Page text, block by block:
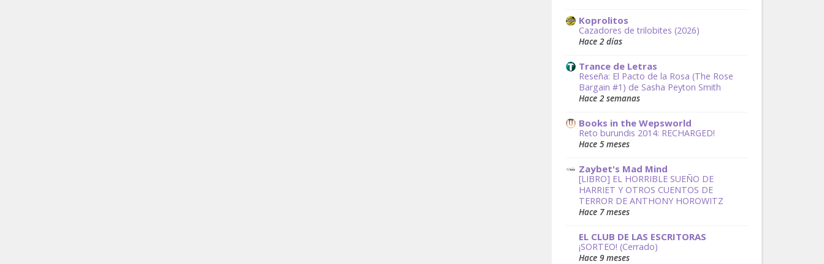
Koprolitos
Cazadores de trilobites (2026)
Hace 2 días
Trance de Letras
Reseña: El Pacto de la Rosa (The Rose
Bargain #1) de Sasha Peyton Smith
Hace 2 semanas
Books in the Wepsworld
Reto burundis 2014: RECHARGED!
Hace 5 meses
Zaybet's Mad Mind
[LIBRO] EL HORRIBLE SUEÑO DE
HARRIET Y OTROS CUENTOS DE
TERROR DE ANTHONY HOROWITZ
Hace 7 meses
EL CLUB DE LAS ESCRITORAS
¡SORTEO! (Cerrado)
Hace 9 meses